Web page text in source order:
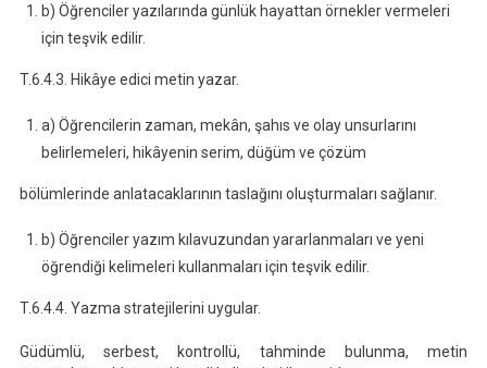
b) Öğrenciler yazılarında günlük hayattan örnekler vermeleri
için teşvik edilir.
T.6.4.3. Hikâye edici metin yazar.
a) Öğrencilerin zaman, mekân, şahıs ve olay unsurlarını
belirlemeleri, hikâyenin serim, düğüm ve çözüm
bölümlerinde anlatacaklarının taslağını oluşturmaları sağlanır.
b) Öğrenciler yazım kılavuzundan yararlanmaları ve yeni
öğrendiği kelimeleri kullanmaları için teşvik edilir.
T.6.4.4. Yazma stratejilerini uygular.
Güdümlü, serbest, kontrollü, tahminde bulunma, metin